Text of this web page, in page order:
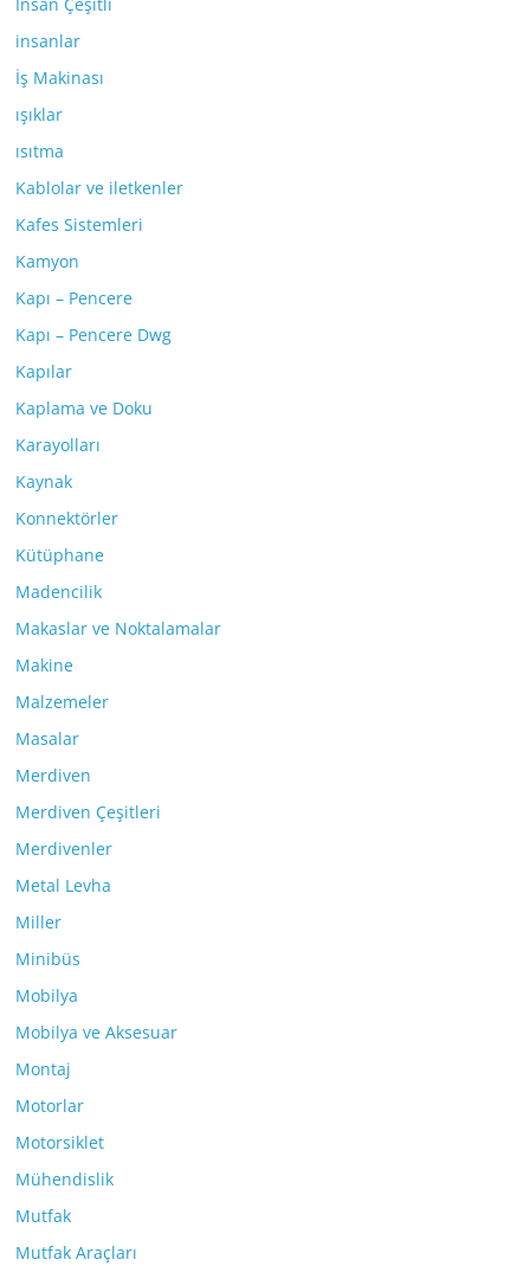
insanlar
İş Makinası
ışıklar
ısıtma
Kablolar ve iletkenler
Kafes Sistemleri
Kamyon
Kapı – Pencere
Kapı – Pencere Dwg
Kapılar
Kaplama ve Doku
Karayolları
Kaynak
Konnektörler
Kütüphane
Madencilik
Makaslar ve Noktalamalar
Makine
Malzemeler
Masalar
Merdiven
Merdiven Çeşitleri
Merdivenler
Metal Levha
Miller
Minibüs
Mobilya
Mobilya ve Aksesuar
Montaj
Motorlar
Motorsiklet
Mühendislik
Mutfak
Mutfak Araçları